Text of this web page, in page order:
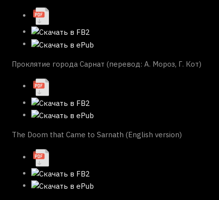
Проклятие города Сарнат (перевод: А. Мороз, Г. Кот)
The Doom that Came to Sarnath (English version)